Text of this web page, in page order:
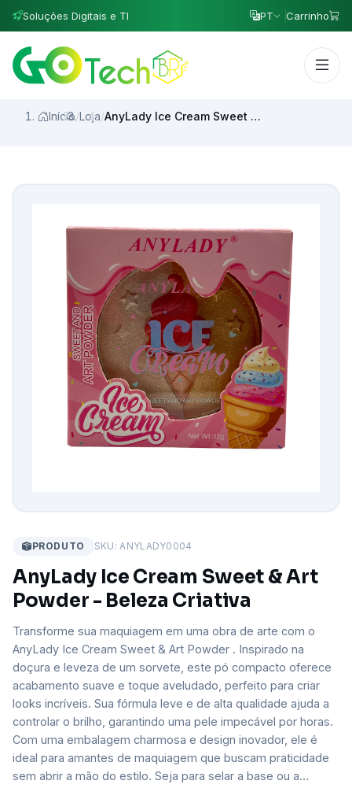
Soluções Digitais e TI PT Carrinho
Início/Loja/ AnyLady Ice Cream Sweet & Art Powder - Beleza Criativa
PRODUTO SKU: ANYLADY0004
AnyLady Ice Cream Sweet & Art
Powder - Beleza Criativa
Transforme sua maquiagem em uma obra de arte com o
AnyLady Ice Cream Sweet & Art Powder . Inspirado na
doçura e leveza de um sorvete, este pó compacto oferece
acabamento suave e toque aveludado, perfeito para criar
looks incríveis. Sua fórmula leve e de alta qualidade ajuda a
controlar o brilho, garantindo uma pele impecável por horas.
Com uma embalagem charmosa e design inovador, ele é
ideal para amantes de maquiagem que buscam praticidade
sem abrir a mão do estilo. Seja para selar a base ou a…